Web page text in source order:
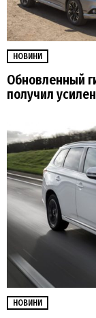
НОВИНИ
Обновленный
получил
НОВИНИ